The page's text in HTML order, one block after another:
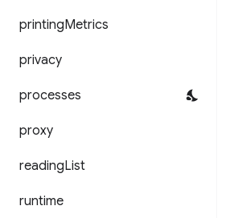
printingMetrics
privacy
processes
proxy
readingList
runtime